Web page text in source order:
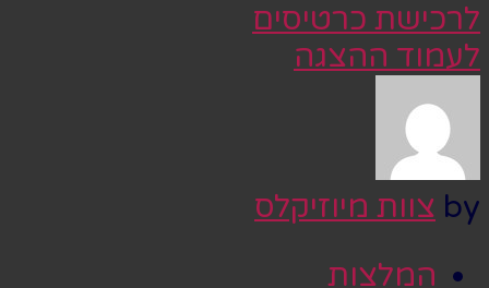
לרכישת כרטיסים
לעמוד ההצגה
by צוות מיוזיקלס
המלצות